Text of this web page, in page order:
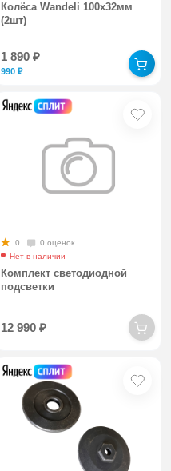
Колёса Wandeli 100х32мм
(2шт)
1 890₽
990₽
0
0 оценок
Нет в наличии
Комплект светодиодной
подсветки
12 990₽